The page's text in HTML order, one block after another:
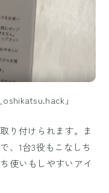
」
り付けられます。ま
、1台3役もこなしち
使いもしやすいアイ